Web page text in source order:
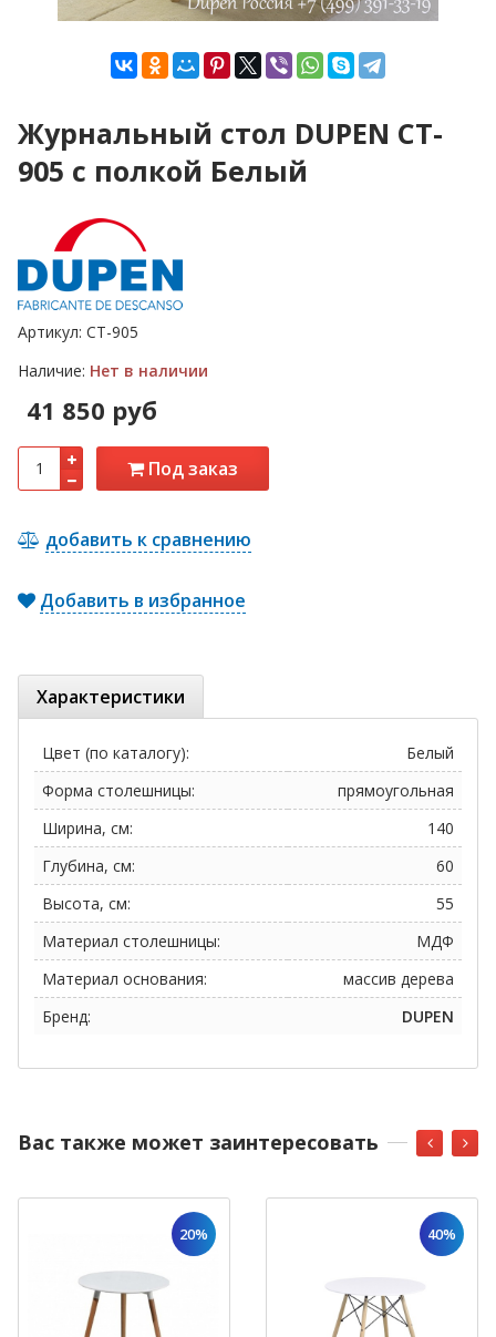
Журнальный стол DUPEN CT-
905 с полкой Белый
Артикул: СТ-905
Наличие: Нет в наличии
41 850 руб
Под заказ
добавить к сравнению
Добавить в избранное
Характеристики
Цвет (по каталогу):
Белый
Форма столешницы:
прямоугольная
Ширина, см:
140
Глубина, см:
60
Высота, см:
55
Материал столешницы:
МДФ
Материал основания:
массив дерева
Бренд:
DUPEN
Вас также может заинтересовать
20% 40%